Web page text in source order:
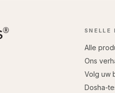
SNELLE
Alle
Ons
Volg uw
Dosha-